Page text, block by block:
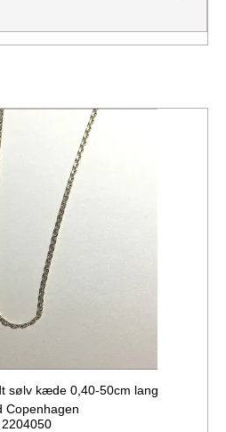
sølv kæde 0,40-50cm lang
Copenhagen
2204050